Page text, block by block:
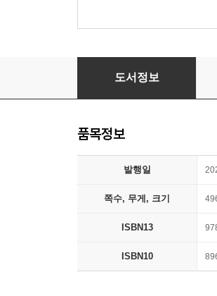
처음이지만 프로처럼 쓰는
도서정보
품목정보
발행일
쪽수, 무게, 크기
ISBN13
ISBN10